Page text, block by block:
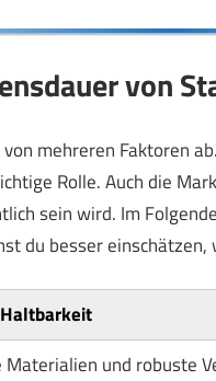
von
mehreren Faktoren
Rolle. Auch die
sein wird. Im
du besser
Materialien und robuste